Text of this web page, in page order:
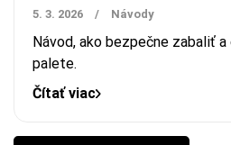
5. 3. 2026 / Návody
Návod, ako bezpečne zabaliť
palete.
Čítať viac